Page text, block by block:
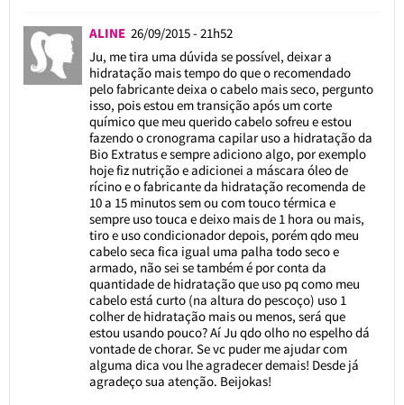
ALINE 26/09/2015 - 21h52
Ju, me tira uma dúvida se possível, deixar a
hidratação mais tempo do que o recomendado
pelo fabricante deixa o cabelo mais seco, pergunto
isso, pois estou em transição após um corte
químico que meu querido cabelo sofreu e estou
fazendo o cronograma capilar uso a hidratação da
Bio Extratus e sempre adiciono algo, por exemplo
hoje fiz nutrição e adicionei a máscara óleo de
rícino e o fabricante da hidratação recomenda de
10 a 15 minutos sem ou com touco térmica e
sempre uso touca e deixo mais de 1 hora ou mais,
tiro e uso condicionador depois, porém qdo meu
cabelo seca fica igual uma palha todo seco e
armado, não sei se também é por conta da
quantidade de hidratação que uso pq como meu
cabelo está curto (na altura do pescoço) uso 1
colher de hidratação mais ou menos, será que
estou usando pouco? Aí Ju qdo olho no espelho dá
vontade de chorar. Se vc puder me ajudar com
alguma dica vou lhe agradecer demais! Desde já
agradeço sua atenção. Beijokas!